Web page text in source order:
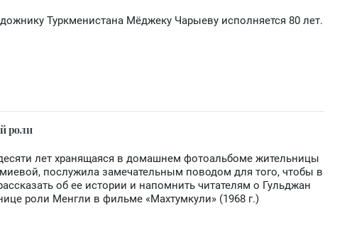
Туркменистана Мёджеку Чарыеву исполняется 80 лет.
роли
лет хранящаяся в домашнем фотоальбоме жительницы
послужила замечательным поводом для того, чтобы в
об ее истории и напомнить читателям о Гульджан
роли Менгли в фильме «Махтумкули» (1968 г.)